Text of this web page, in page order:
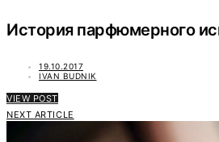
История парфюмерного
19.10.2017
IVAN BUDNIK
VIEW POST
NEXT ARTICLE